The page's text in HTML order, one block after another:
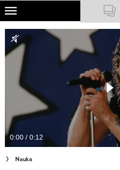
Skip
main
content
NATIONAL GEOGRAPHIC
TRAVELER
PODCASTY
Newsletter
Cuda Polski
Wielki Konkurs Fotograficzny
0:00 / 0:12
Nauka